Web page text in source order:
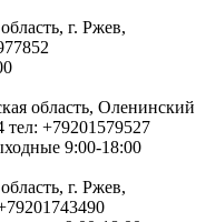
г. Ржев,
область, Оленинский
тел: +79201579527
9:00-18:00
г. Ржев,